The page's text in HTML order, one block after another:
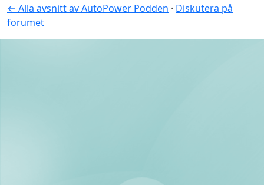
← Alla avsnitt av AutoPower Podden · Diskutera på
forumet